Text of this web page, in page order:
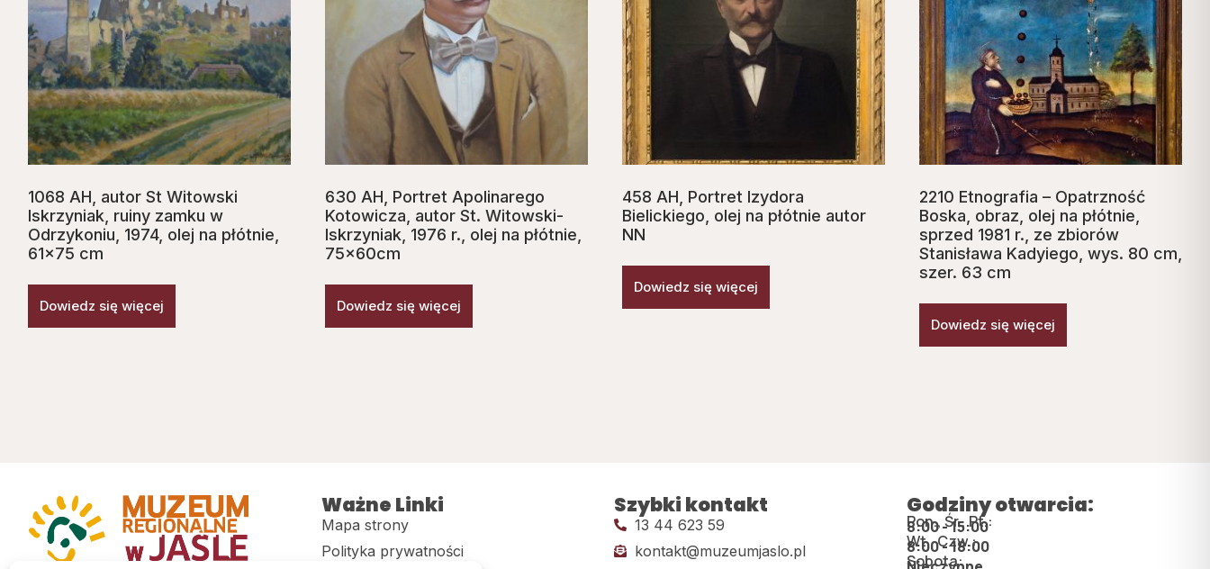
1068 AH, autor St Witowski
Iskrzyniak, ruiny zamku w
Odrzykoniu, 1974, olej na płótnie,
61×75 cm
Dowiedz się więcej
630 AH, Portret Apolinarego
Kotowicza, autor St. Witowski-
Iskrzyniak, 1976 r., olej na płótnie,
75x60cm
Dowiedz się więcej
458 AH, Portret Izydora
Bielickiego, olej na płótnie autor
NN
Dowiedz się więcej
2210 Etnografia – Opatrzność
Boska, obraz, olej na płótnie,
sprzed 1981 r., ze zbiorów
Stanisława Kadyiego, wys. 80 cm,
szer. 63 cm
Dowiedz się więcej
Ważne Linki
Mapa strony
Polityka prywatności
Szybki kontakt
13 44 623 59
kontakt@muzeumjaslo.pl
Godziny otwarcia:
Pon., Śr., Pt.:
8:00 - 15:00
Wt., Czw.:
8:00 - 18:00
Sobota: